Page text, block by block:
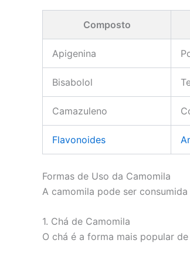
Composto
Apigenina
Bisabolol
Camazuleno
Flavonoides
Formas de Uso da Camomila
A camomila pode ser
1. Chá de Camomila
O chá é a forma mais popular